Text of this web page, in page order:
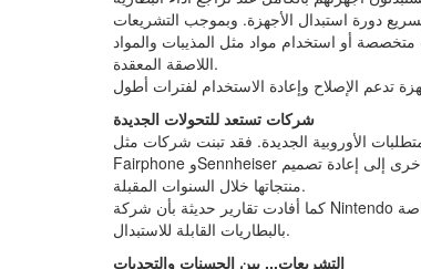
دورة استبدال الأجهزة. وبموجب التشريعات
أو استخدام مواد مثل المذيبات والمواد
اللاصقة المعقدة.
شركات تستعد للتحولات الجديدة
الأوروبية الجديدة. فقد تبنت شركات مثل
Fairphone وSennheiser تصاميم تتيح استبدال البطاريات بسهولة أكبر، فيما تتزايد التوقعات بأن تلجأ شركات أخرى إلى إعادة تصميم
منتجاتها خلال السنوات المقبلة.
كما أفادت تقارير حديثة بأن شركة Nintendo قد تطرح نسخاً معدلة من جهازها المحمول لتتوافق مع المتطلبات الأوروبية الخاصة
بالبطاريات القابلة للاستبدال.
التشريعات... بين الحسنات والتحديات